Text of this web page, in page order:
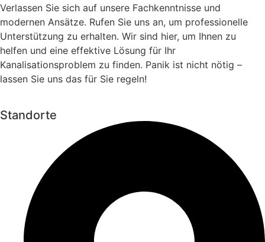
Verlassen Sie sich auf unsere Fachkenntnisse und
modernen Ansätze. Rufen Sie uns an, um professionelle
Unterstützung zu erhalten. Wir sind hier, um Ihnen zu
helfen und eine effektive Lösung für Ihr
Kanalisationsproblem zu finden. Panik ist nicht nötig –
lassen Sie uns das für Sie regeln!
Standorte